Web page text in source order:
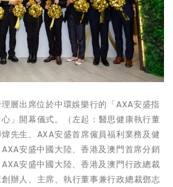
層出席位於中環娛樂行的「AXA安盛指
」開幕儀式。（左起：醫思健康執行董
先生、AXA安盛首席僱員福利業務及健
安盛中國大陸、香港及澳門首席分銷
安盛中國大陸、香港及澳門行政總裁
辦人、主席、執行董事兼行政總裁鄧志